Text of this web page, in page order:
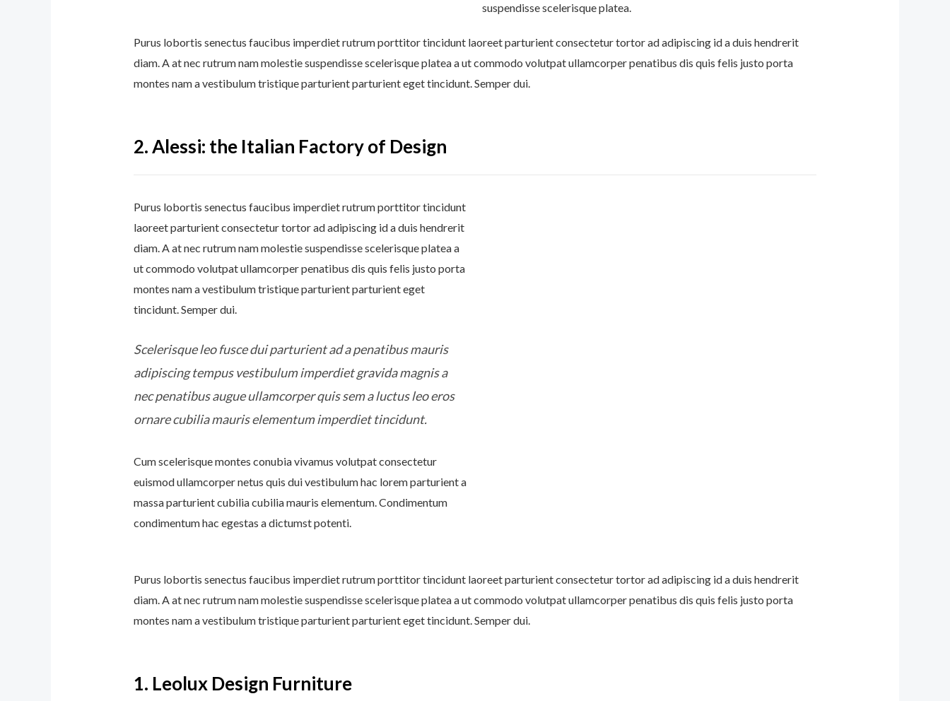
suspendisse scelerisque platea.
Purus lobortis senectus faucibus imperdiet rutrum porttitor tincidunt laoreet parturient consectetur tortor ad adipiscing id a duis hendrerit
diam. A at nec rutrum nam molestie suspendisse scelerisque platea a ut commodo volutpat ullamcorper penatibus dis quis felis justo porta
montes nam a vestibulum tristique parturient parturient eget tincidunt. Semper dui.
2.Alessi: the Italian Factory of Design
Purus lobortis senectus faucibus imperdiet rutrum porttitor tincidunt
laoreet parturient consectetur tortor ad adipiscing id a duis hendrerit
diam. A at nec rutrum nam molestie suspendisse scelerisque platea a
ut commodo volutpat ullamcorper penatibus dis quis felis justo porta
montes nam a vestibulum tristique parturient parturient eget
tincidunt. Semper dui.
Scelerisque leo fusce dui parturient ad a penatibus mauris
adipiscing tempus vestibulum imperdiet gravida magnis a
nec penatibus augue ullamcorper quis sem a luctus leo eros
ornare cubilia mauris elementum imperdiet tincidunt.
Cum scelerisque montes conubia vivamus volutpat consectetur
euismod ullamcorper netus quis dui vestibulum hac lorem parturient a
massa parturient cubilia cubilia mauris elementum. Condimentum
condimentum hac egestas a dictumst potenti.
Purus lobortis senectus faucibus imperdiet rutrum porttitor tincidunt laoreet parturient consectetur tortor ad adipiscing id a duis hendrerit
diam. A at nec rutrum nam molestie suspendisse scelerisque platea a ut commodo volutpat ullamcorper penatibus dis quis felis justo porta
montes nam a vestibulum tristique parturient parturient eget tincidunt. Semper dui.
1. Leolux Design Furniture